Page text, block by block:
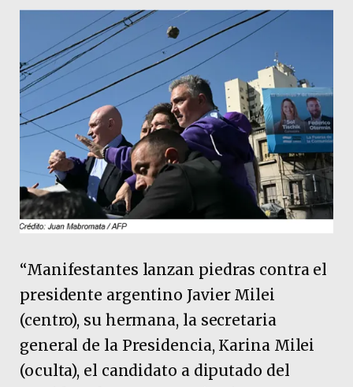
“Manifestantes lanzan piedras contra el
presidente argentino Javier Milei
(centro), su hermana, la secretaria
general de la Presidencia, Karina Milei
(oculta), el candidato a diputado del